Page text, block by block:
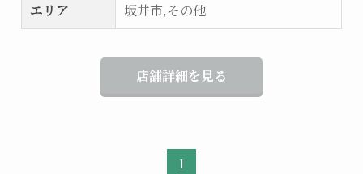
エリア 坂井市,その他
店舗詳細を見る
1